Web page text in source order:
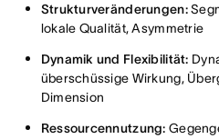
Strukturveränderungen:
lokale Qualität, Asymmetrie
Dynamik und Flexibilität:
überschüssige Wirkung,
Dimension
Ressourcennutzung: